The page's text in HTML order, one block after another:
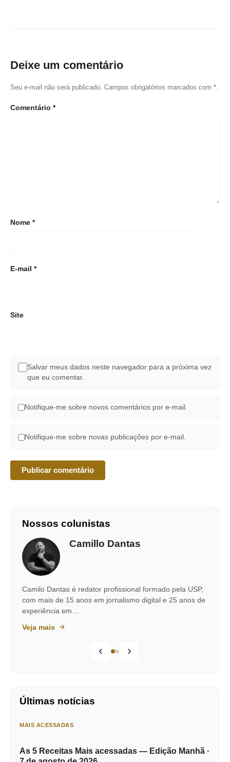
Deixe um comentário
Seu e-mail não será publicado. Campos obrigatórios marcados com *.
Comentário *
Nome *
E-mail *
Site
Salvar meus dados neste navegador para a próxima vez
que eu comentar.
Notifique-me sobre novos comentários por e-mail.
Notifique-me sobre novas publicações por e-mail.
Nossos colunistas
Camillo Dantas
Camilo Dantas é redator profissional formado pela USP,
com mais de 15 anos em jornalismo digital e 25 anos de
experiência em…
Veja mais
Últimas notícias
MAIS ACESSADAS
As 5 Receitas Mais acessadas — Edição Manhã ·